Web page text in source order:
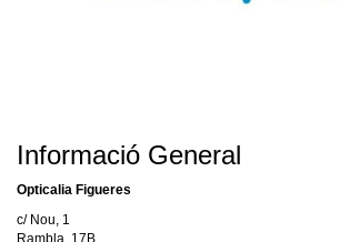
Informació General
Opticalia Figueres
c/ Nou, 1
Rambla, 17B